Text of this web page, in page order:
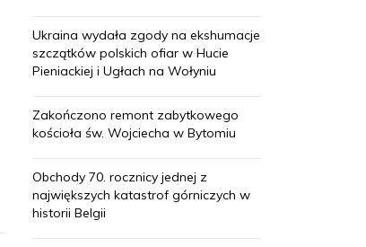
Ukraina wydała zgody na ekshumacje
szczątków polskich ofiar w Hucie
Pieniackiej i Ugłach na Wołyniu
Zakończono remont zabytkowego
kościoła św. Wojciecha w Bytomiu
Obchody 70. rocznicy jednej z
największych katastrof górniczych w
historii Belgii